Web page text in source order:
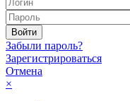
Забыли пароль?
Зарегистрироваться
Отмена
×